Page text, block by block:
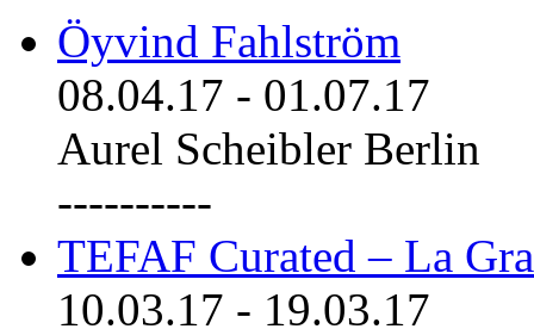
Öyvind Fahlström
08.04.17 - 01.07.17
Aurel Scheibler Berlin
----------
TEFAF Curated – La
10.03.17 - 19.03.17